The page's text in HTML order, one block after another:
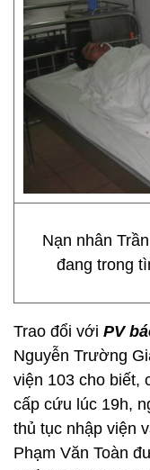
Nạn nhân
đang trong
Trao đổi với PV
Nguyễn Trường
viện 103 cho biết,
cấp cứu lúc 19h,
thủ tục nhập viện
Phạm Văn Toàn